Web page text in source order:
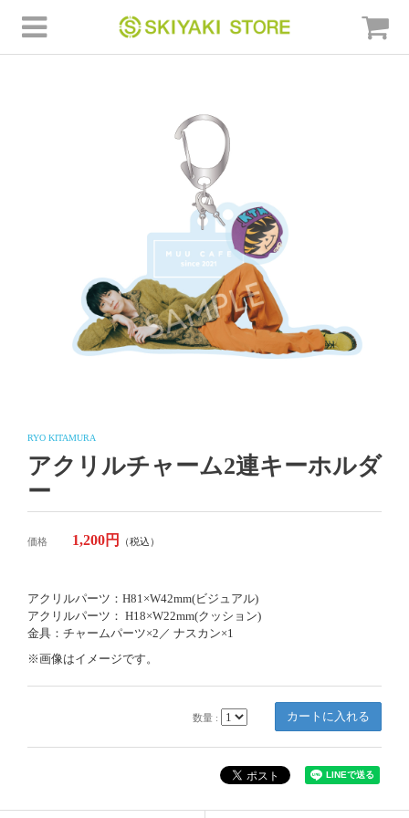
RYO KITAMURA
アクリルチャーム2連キーホルダ
ー
価格 1,200円 （税込）
アクリルパーツ：H81×W42mm(ビジュアル)
アクリルパーツ： H18×W22mm(クッション)
金具：チャームパーツ×2／ ナスカン×1
※画像はイメージです。
数量 :